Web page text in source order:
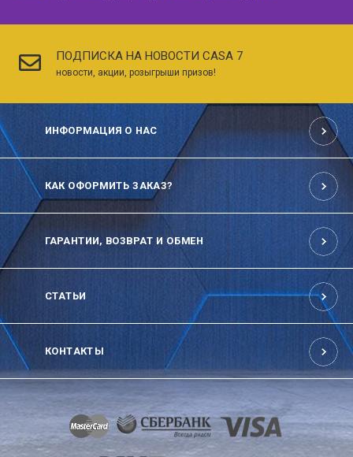
ПОДПИСКА НА НОВОСТИ CASA 7
новости, акции, розыгрыши призов!
ИНФОРМАЦИЯ О НАС
КАК ОФОРМИТЬ ЗАКАЗ?
ГАРАНТИИ, ВОЗВРАТ И ОБМЕН
СТАТЬИ
КОНТАКТЫ